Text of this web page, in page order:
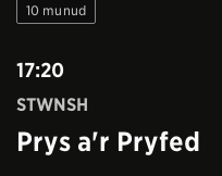
10 munud
17:20
STWNSH
Prys a'r Pryfed